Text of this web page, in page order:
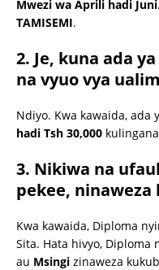
Mwezi wa Aprili hadi Juni
TAMISEMI.
2. Je, kuna ada
na vyuo vya
Ndiyo. Kwa kawaida, ada
hadi Tsh 30,000
3. Nikiwa na
pekee, ninaweza
Kwa kawaida, Diploma
Sita. Hata hivyo, Diploma
au Msingi zinaweza